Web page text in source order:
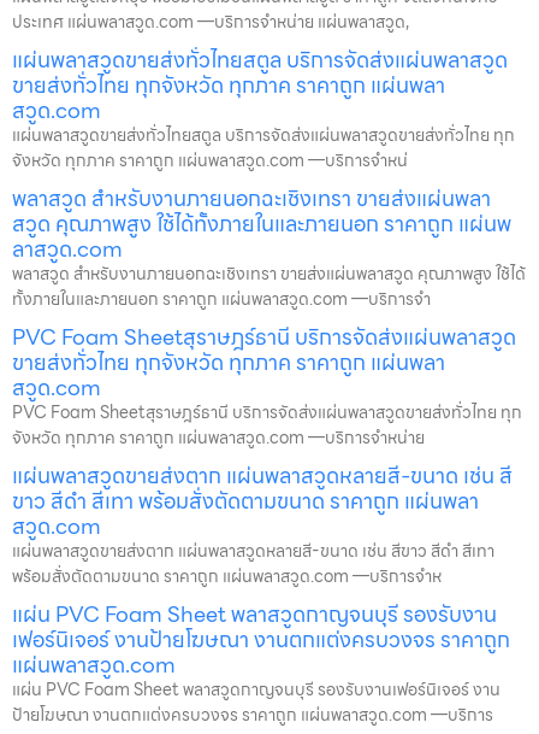
ประเทศ แผ่นพลาสวูด.com —บริการจำหน่าย แผ่นพลาสวูด,
แผ่นพลาสวูดขายส่งทั่วไทยสตูล บริการจัดส่งแผ่นพลาสวูด
ขายส่งทั่วไทย ทุกจังหวัด ทุกภาค ราคาถูก แผ่นพลา
สวูด.com
แผ่นพลาสวูดขายส่งทั่วไทยสตูล บริการจัดส่งแผ่นพลาสวูดขายส่งทั่วไทย ทุก
จังหวัด ทุกภาค ราคาถูก แผ่นพลาสวูด.com —บริการจำหน่
พลาสวูด สำหรับงานภายนอกฉะเชิงเทรา ขายส่งแผ่นพลา
สวูด คุณภาพสูง ใช้ได้ทั้งภายในและภายนอก ราคาถูก แผ่นพ
ลาสวูด.com
พลาสวูด สำหรับงานภายนอกฉะเชิงเทรา ขายส่งแผ่นพลาสวูด คุณภาพสูง ใช้ได้
ทั้งภายในและภายนอก ราคาถูก แผ่นพลาสวูด.com —บริการจำ
PVC Foam Sheetสุราษฎร์ธานี บริการจัดส่งแผ่นพลาสวูด
ขายส่งทั่วไทย ทุกจังหวัด ทุกภาค ราคาถูก แผ่นพลา
สวูด.com
PVC Foam Sheetสุราษฎร์ธานี บริการจัดส่งแผ่นพลาสวูดขายส่งทั่วไทย ทุก
จังหวัด ทุกภาค ราคาถูก แผ่นพลาสวูด.com —บริการจำหน่าย
แผ่นพลาสวูดขายส่งตาก แผ่นพลาสวูดหลายสี-ขนาด เช่น สี
ขาว สีดำ สีเทา พร้อมสั่งตัดตามขนาด ราคาถูก แผ่นพลา
สวูด.com
แผ่นพลาสวูดขายส่งตาก แผ่นพลาสวูดหลายสี-ขนาด เช่น สีขาว สีดำ สีเทา
พร้อมสั่งตัดตามขนาด ราคาถูก แผ่นพลาสวูด.com —บริการจำห
แผ่น PVC Foam Sheet พลาสวูดกาญจนบุรี รองรับงาน
เฟอร์นิเจอร์ งานป้ายโฆษณา งานตกแต่งครบวงจร ราคาถูก
แผ่นพลาสวูด.com
แผ่น PVC Foam Sheet พลาสวูดกาญจนบุรี รองรับงานเฟอร์นิเจอร์ งาน
ป้ายโฆษณา งานตกแต่งครบวงจร ราคาถูก แผ่นพลาสวูด.com —บริการ